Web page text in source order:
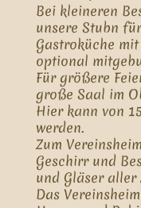
Bei kleineren
unsere Stubn
Gastroküche
optional
Für größere
große Saal im
Hier kann von
werden.
Zum
Geschirr und
und Gläser aller
Das